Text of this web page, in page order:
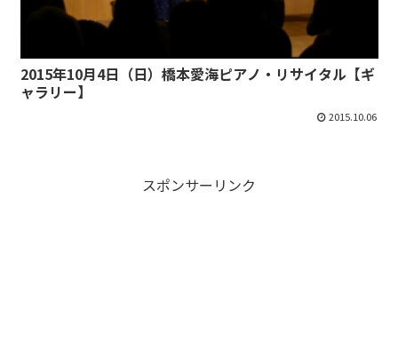
2015年10月4日（日）橋本愛海ピアノ・リサイタル【ギ
ャラリー】
2015.10.06
スポンサーリンク